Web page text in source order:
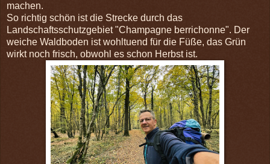
machen.
So richtig schön ist die Strecke durch das
Landschaftsschutzgebiet "Champagne berrichonne". Der
weiche Waldboden ist wohltuend für die Füße, das Grün
wirkt noch frisch, obwohl es schon Herbst ist.